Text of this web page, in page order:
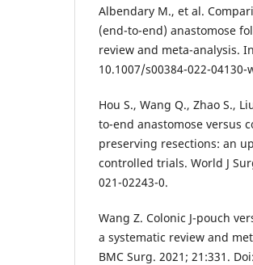
Albendary M., et al.
(end-to-end) anastomose
review and meta-analysis.
10.1007/s00384-022-04130-
Hou S., Wang Q., Zhao S.,
to-end anastomose versus
preserving resections: an
controlled trials. World J
021-02243-0.
Wang Z. Colonic J-pouch
a systematic review and
BMC Surg. 2021; 21:331.